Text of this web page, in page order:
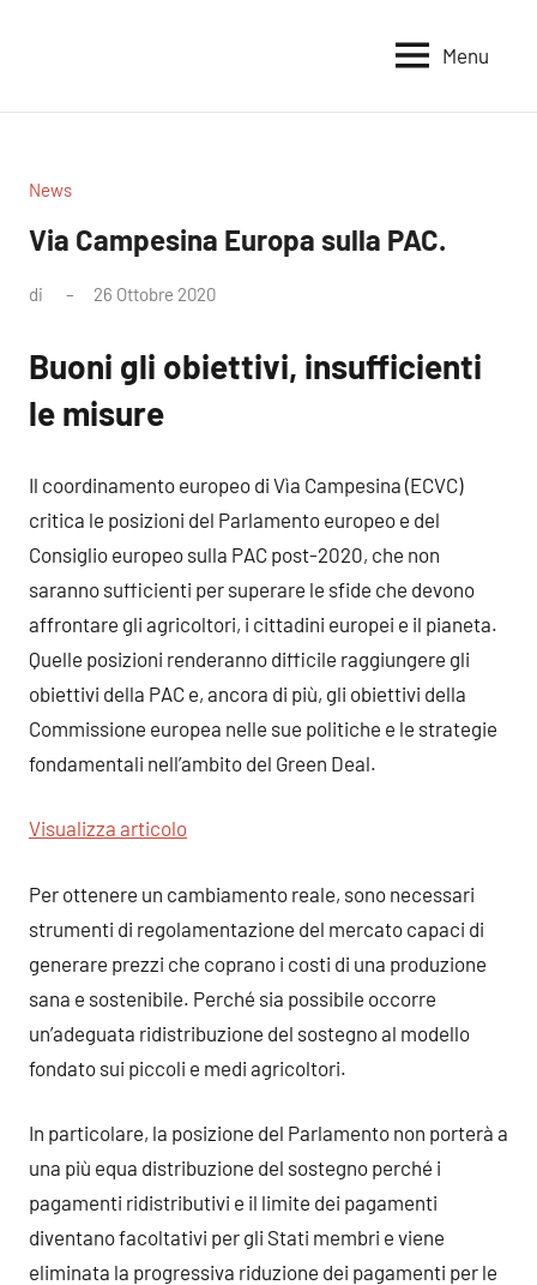
per
Terra
Sovranità
Menu
News
Via Campesina Europa sulla PAC.
di 26 Ottobre 2020
Buoni gli obiettivi, insufficienti
le misure
Il coordinamento europeo di Vìa Campesina (ECVC)
critica le posizioni del Parlamento europeo e del
Consiglio europeo sulla PAC post-2020, che non
saranno sufficienti per superare le sfide che devono
affrontare gli agricoltori, i cittadini europei e il pianeta.
Quelle posizioni renderanno difficile raggiungere gli
obiettivi della PAC e, ancora di più, gli obiettivi della
Commissione europea nelle sue politiche e le strategie
fondamentali nell’ambito del Green Deal.
Visualizza articolo
Per ottenere un cambiamento reale, sono necessari
strumenti di regolamentazione del mercato capaci di
generare prezzi che coprano i costi di una produzione
sana e sostenibile. Perché sia possibile occorre
un’adeguata ridistribuzione del sostegno al modello
fondato sui piccoli e medi agricoltori.
In particolare, la posizione del Parlamento non porterà a
una più equa distribuzione del sostegno perché i
pagamenti ridistributivi e il limite dei pagamenti
diventano facoltativi per gli Stati membri e viene
eliminata la progressiva riduzione dei pagamenti per le